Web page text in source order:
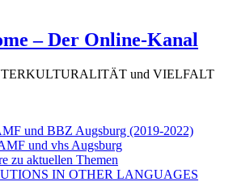
– Der Online-Kanal
und VIELFALT
und BBZ Augsburg (2019-2022)
und vhs Augsburg
zu aktuellen Themen
IN OTHER LANGUAGES